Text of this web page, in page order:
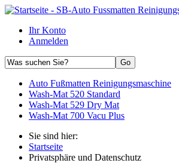
Ihr Konto
Anmelden
Auto Fußmatten Reinigungsmaschine
Wash-Mat 520 Standard
Wash-Mat 529 Dry Mat
Wash-Mat 700 Vacu Plus
Sie sind hier:
Startseite
Privatsphäre und Datenschutz